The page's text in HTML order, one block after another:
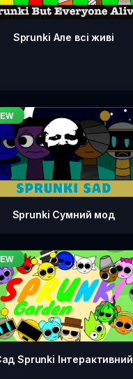
Sprunki Але всі живі
Sprunki Сумний мод
Sprunki Інтерактивний